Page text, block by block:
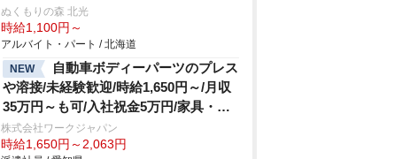
ぬくもりの森 北光
時給1,100円～
アルバイト・パート / 北海道
NEW
自動車ボディーパーツのプレス
溶接/未経験歓迎/時給1,650円～/月収
35万円～も可/入社祝金5万円/家具・家
電付き社宅完備
株式会社ワークジャパン
時給1,650円～2,063円